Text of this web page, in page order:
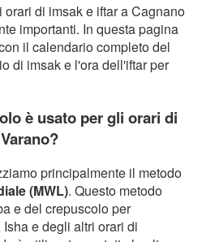
orari di imsak e iftar a Cagnano
importanti. In questa pagina
il calendario completo del
di imsak e l'ora dell'iftar per
è usato per gli orari di
principalmente il metodo
(MWL). Questo metodo
e del crepuscolo per
e degli altri orari di